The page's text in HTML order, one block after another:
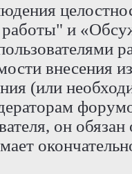
и
внесения
(или
он